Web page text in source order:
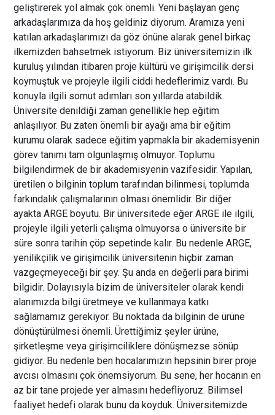
geliştirerek yol almak çok önemli. Yeni başlayan genç
arkadaşlarımıza da hoş geldiniz diyorum. Aramıza yeni
katılan arkadaşlarımızı da göz önüne alarak genel birkaç
ilkemizden bahsetmek istiyorum. Biz üniversitemizin ilk
kuruluş yılından itibaren proje kültürü ve girişimcilik dersi
koymuştuk ve projeyle ilgili ciddi hedeflerimiz vardı. Bu
konuyla ilgili somut adımları son yıllarda atabildik.
Üniversite denildiği zaman genellikle hep eğitim
anlaşılıyor. Bu zaten önemli bir ayağı ama bir eğitim
kurumu olarak sadece eğitim yapmakla bir akademisyenin
görev tanımı tam olgunlaşmış olmuyor. Toplumu
bilgilendirmek de bir akademisyenin vazifesidir. Yapılan,
üretilen o bilginin toplum tarafından bilinmesi, toplumda
farkındalık çalışmalarının olması önemlidir. Bir diğer
ayakta ARGE boyutu. Bir üniversitede eğer ARGE ile ilgili,
projeyle ilgili yeterli çalışma olmuyorsa o üniversite bir
süre sonra tarihin çöp sepetinde kalır. Bu nedenle ARGE,
yenilikçilik ve girişimcilik üniversitenin hiçbir zaman
vazgeçmeyeceği bir şey. Şu anda en değerli para birimi
bilgidir. Dolayısıyla bizim de üniversiteler olarak kendi
alanımızda bilgi üretmeye ve kullanmaya katkı
sağlamamız gerekiyor. Bu noktada da bilginin de ürüne
dönüştürülmesi önemli. Ürettiğimiz şeyler ürüne,
şirketleşme veya girişimciliklere dönüşmezse sönüp
gidiyor. Bu nedenle ben hocalarımızın hepsinin birer proje
avcısı olmasını çok önemsiyorum. Bu sene, her hocanın en
az bir tane projede yer almasını hedefliyoruz. Bilimsel
faaliyet hedefi olarak bunu da koyduk. Üniversitemizde